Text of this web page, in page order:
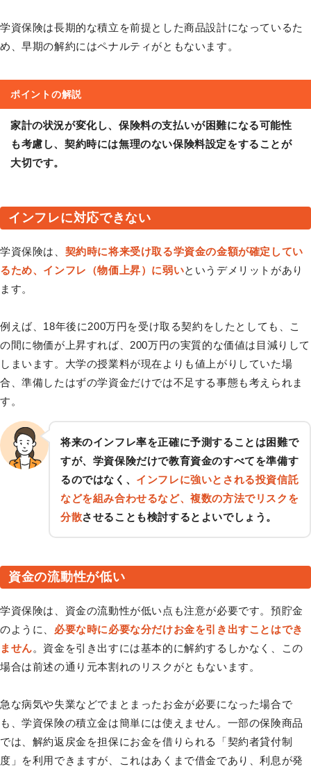
学資保険は長期的な積立を前提とした商品設計になっているた
め、早期の解約にはペナルティがともないます。
ポイントの解説
家計の状況が変化し、保険料の支払いが困難になる可能性
も考慮し、契約時には無理のない保険料設定をすることが
大切です。
インフレに対応できない
学資保険は、 契約時に将来受け取る学資金の金額が確定してい
るため、インフレ（物価上昇）に弱いというデメリットがあり
ます。
例えば、18年後に200万円を受け取る契約をしたとしても、こ
の間に物価が上昇すれば、200万円の実質的な価値は目減りして
しまいます。大学の授業料が現在よりも値上がりしていた場
合、準備したはずの学資金だけでは不足する事態も考えられま
す。
将来のインフレ率を正確に予測することは困難で
すが、学資保険だけで教育資金のすべてを準備す
るのではなく、 インフレに強いとされる投資信託
などを組み合わせるなど、複数の方法でリスクを
分散させることも検討するとよいでしょう。
資金の流動性が低い
学資保険は、資金の流動性が低い点も注意が必要です。預貯金
のように、 必要な時に必要な分だけお金を引き出すことはでき
ません。資金を引き出すには基本的に解約するしかなく、この
場合は前述の通り元本割れのリスクがともないます。
急な病気や失業などでまとまったお金が必要になった場合で
も、学資保険の積立金は簡単には使えません。一部の保険商品
では、解約返戻金を担保にお金を借りられる「契約者貸付制
度」を利用できますが、これはあくまで借金であり、利息が発